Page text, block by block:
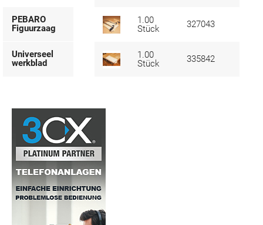
PEBARO
Figuurzaag
1.00
Stück
327043
Universeel
werkblad
1.00
Stück
335842